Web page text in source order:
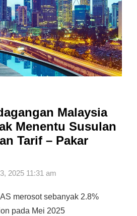
Malaysia
Menentu Susulan
Tarif – Pakar
2025 11:31 am
merosot sebanyak 2.8%
pada Mei 2025